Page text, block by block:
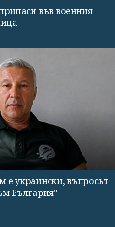
във военния
е украински, въпросът
България"